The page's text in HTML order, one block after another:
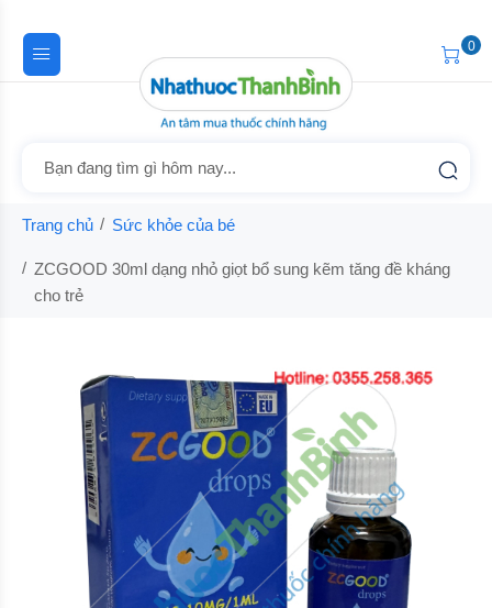
0
Trang chủ Sức khỏe của bé
ZCGOOD 30ml dạng nhỏ giọt bổ sung kẽm tăng đề kháng
cho trẻ